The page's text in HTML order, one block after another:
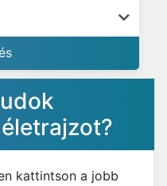
kattintson a jobb